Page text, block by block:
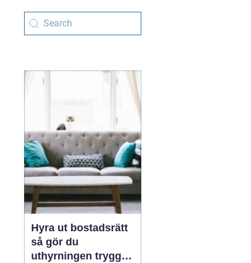
Hyra ut bostadsrätt
så gör du
uthyrningen trygg,